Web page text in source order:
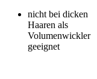
nicht bei dicken
Haaren als
Volumenwickler
geeignet